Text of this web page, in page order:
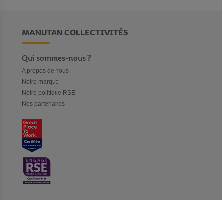
MANUTAN COLLECTIVITÉS
Qui sommes-nous ?
A propos de nous
Notre marque
Notre politique RSE
Nos partenaires